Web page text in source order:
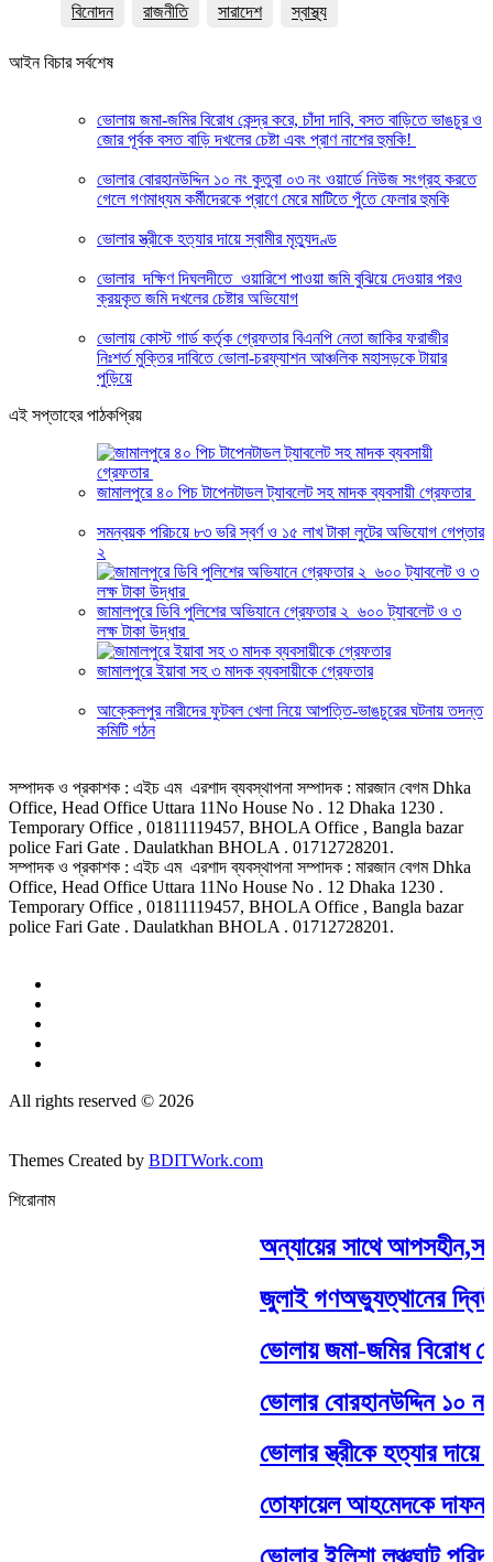
বিনোদন
রাজনীতি সারাদেশ স্বাস্থ্য
আইন বিচার সর্বশেষ
ভোলায় জমা-জমির বিরোধ কেন্দ্র করে, চাঁদা দাবি, বসত বাড়িতে ভাঙচুর ও
জোর পূর্বক বসত বাড়ি দখলের চেষ্টা এবং প্রাণ নাশের হুমকি! ‎
ভোলার বোরহানউদ্দিন ১০ নং কুতুবা ০৩ নং ওয়ার্ডে নিউজ সংগ্রহ করতে
গেলে গণমাধ্যম কর্মীদেরকে প্রাণে মেরে মাটিতে পুঁতে ফেলার হুমকি
ভোলার স্ত্রীকে হত্যার দায়ে স্বামীর মৃত্যুদণ্ড
ভোলার দক্ষিণ দিঘলদীতে ওয়ারিশে পাওয়া জমি বুঝিয়ে দেওয়ার পরও
ক্রয়কৃত জমি দখলের চেষ্টার অভিযোগ
ভোলায় কোস্ট গার্ড কর্তৃক গ্রেফতার বিএনপি নেতা জাকির ফরাজীর
নিঃশর্ত মুক্তির দাবিতে ভোলা-চরফ্যাশন আঞ্চলিক মহাসড়কে টায়ার
পুড়িয়ে
এই সপ্তাহের পাঠকপ্রিয়
জামালপুরে ৪০ পিচ টাপেনটাডল ট্যাবলেট সহ মাদক ব্যবসায়ী গ্রেফতার
সমন্বয়ক পরিচয়ে ৮৩ ভরি স্বর্ণ ও ১৫ লাখ টাকা লুটের অভিযোগ গেপ্তার
২
জামালপুরে ডিবি পুলিশের অভিযানে গ্রেফতার ২ ৬০০ ট্যাবলেট ও ৩
লক্ষ টাকা উদ্ধার
জামালপুরে ইয়াবা সহ ৩ মাদক ব্যবসায়ীকে গ্রেফতার
আক্কেলপুর নারীদের ফুটবল খেলা নিয়ে আপত্তি-ভাঙচুরের ঘটনায় তদন্ত
কমিটি গঠন
সম্পাদক ও প্রকাশক : এইচ এম এরশাদ ব্যবস্থাপনা সম্পাদক : মারজান বেগম Dhka
Office, Head Office Uttara 11No House No . 12 Dhaka 1230 .
Temporary Office , 01811119457, BHOLA Office , Bangla bazar
police Fari Gate . Daulatkhan BHOLA . 01712728201.
সম্পাদক ও প্রকাশক : এইচ এম এরশাদ ব্যবস্থাপনা সম্পাদক : মারজান বেগম Dhka
Office, Head Office Uttara 11No House No . 12 Dhaka 1230 .
Temporary Office , 01811119457, BHOLA Office , Bangla bazar
police Fari Gate . Daulatkhan BHOLA . 01712728201.
All rights reserved © 2026
Themes Created by BDITWork.com
শিরোনাম
অন্যায়ের সাথে
জুলাই গণঅভ্যুত্থানের
ভোলায় জমা-জমির বিরোধ
ভোলার বোরহানউদ্দিন ১০
ভোলার স্ত্রীকে হত্যার দায়ে
তোফায়েল আহমেদকে দাফন